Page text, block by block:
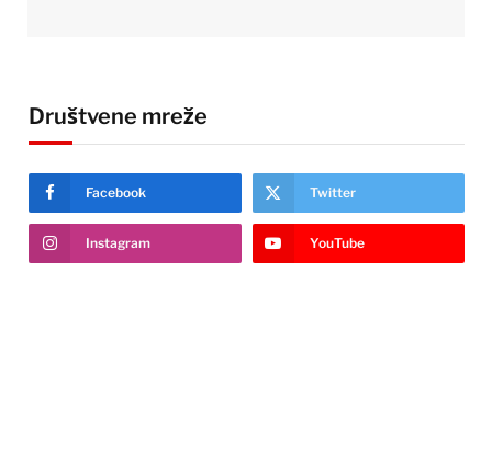
Društvene mreže
Facebook Twitter
Instagram YouTube